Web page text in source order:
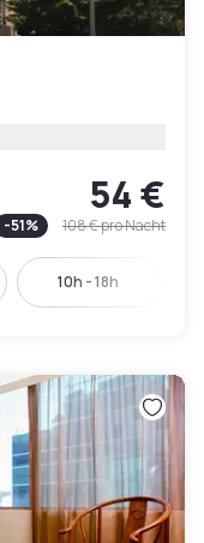
54 €
-51% 108 €pro Nacht
10h - 18h